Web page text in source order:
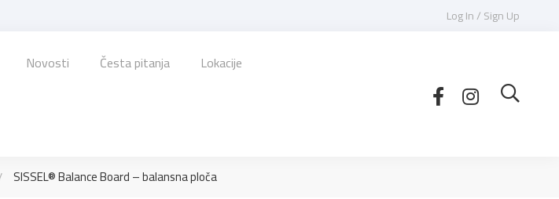
Log In / Sign Up
Novosti Česta pitanja Lokacije
SISSEL® Balance Board – balansna ploča